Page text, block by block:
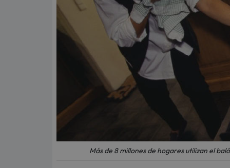
Más de 8 millones de hogares utilizan el